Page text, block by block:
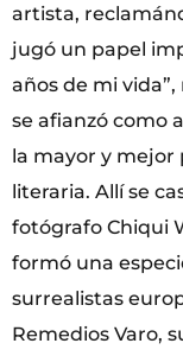
artista,
jugó un papel
años de mi
se afianzó como
la mayor y mejor
literaria. Allí se
fotógrafo Chiqui
formó una
surrealistas
Remedios Varo,